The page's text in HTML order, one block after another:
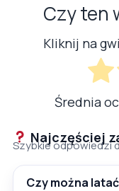
Czy ten
Kliknij na
Średnia
Najczęściej
Szybkie odpowiedzi
Czy można